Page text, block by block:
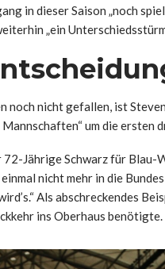
in dieser Saison „noch
„ein
noch nicht gefallen, ist
um die ersten
Jährige Schwarz für Blau-
nicht mehr in die
Als abschreckendes
ins Oberhaus benötigte.